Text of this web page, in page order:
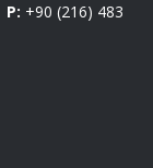
P: +90 (216) 483